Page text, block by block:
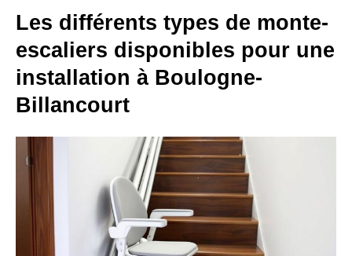
Les différents types de monte-
escaliers disponibles pour une
installation à Boulogne-
Billancourt